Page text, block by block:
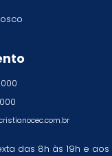
das 8h às 19h e